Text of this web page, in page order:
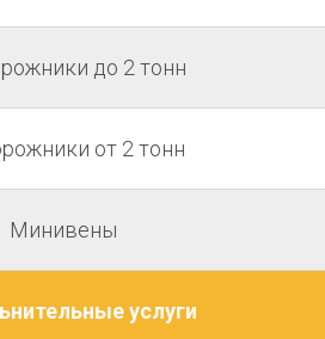
до 2 тонн
от 2 тонн
Минивены
услуги